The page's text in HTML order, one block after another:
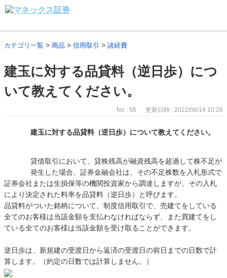
カテゴリ一覧 > 商品 > 信用取引 > 諸経費
建玉に対する品貸料（逆日歩）につ
いて教えてください。
No : 56 更新日時 : 2022/06/14 10:26
建玉に対する品貸料（逆日歩）について教えてください。
貸借取引において、貸株残高が融資残高を超過して株不足が
発生した場合、証券金融会社は、その不足株数を入札形式で
証券会社または生損保等の機関投資家から調達しますが、その入札
により決定された料率を品貸料（逆日歩）と呼びます。
品貸料がついた銘柄について、制度信用取引で、売建てをしている
全てのお客様は当該金額を支払わなければならず、また買建てをし
ている全てのお客様は当該金額を受け取ることができます。
逆日歩は、新規建の受渡日から返済の受渡日の前日までの日数で計
算します。（約定の日数では計算しません。）